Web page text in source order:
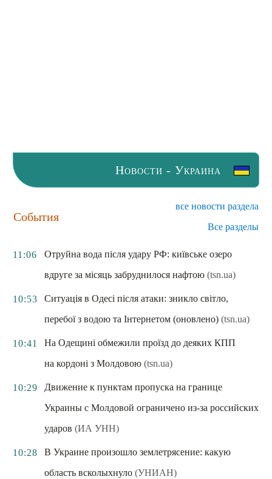
Новости - Украина
События
все новости раздела
Все разделы
11:06
Отруйна вода після удару РФ: київське озеро
вдруге за місяць забруднилося нафтою (tsn.ua)
10:53
Ситуація в Одесі після атаки: зникло світло,
перебої з водою та Інтернетом (оновлено) (tsn.ua)
10:41
На Одещині обмежили проїзд до деяких КПП
на кордоні з Молдовою (tsn.ua)
10:29
Движение к пунктам пропуска на границе
Украины с Молдовой ограничено из-за российских
ударов (ИА УНН)
10:28
В Украине произошло землетрясение: какую
область всколыхнуло (УНИАН)